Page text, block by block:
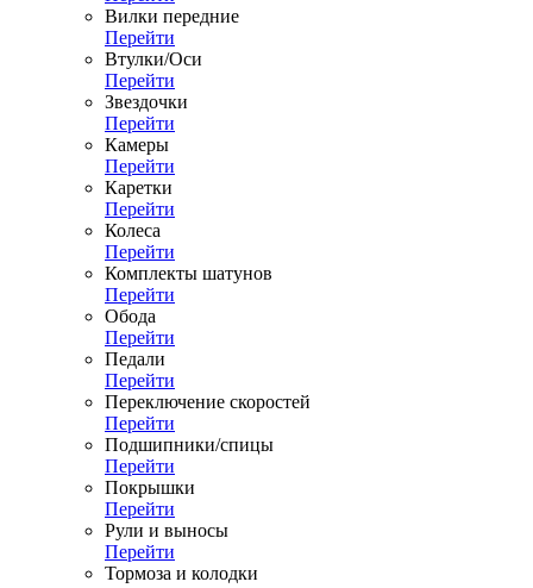
Вилки передние
Перейти
Втулки/Оси
Перейти
Звездочки
Перейти
Камеры
Перейти
Каретки
Перейти
Колеса
Перейти
Комплекты шатунов
Перейти
Обода
Перейти
Педали
Перейти
Переключение скоростей
Перейти
Подшипники/спицы
Перейти
Покрышки
Перейти
Рули и выносы
Перейти
Тормоза и колодки